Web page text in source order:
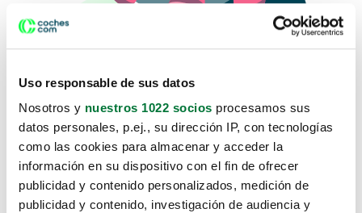
Uso responsable de sus datos
Nosotros y nuestros 1022 socios procesamos sus
datos personales, p.ej., su dirección IP, con tecnologías
como las cookies para almacenar y acceder la
información en su dispositivo con el fin de ofrecer
publicidad y contenido personalizados, medición de
publicidad y contenido, investigación de audiencia y
Lo sentimos, no sabemos como
te hemos traido hasta aquí.